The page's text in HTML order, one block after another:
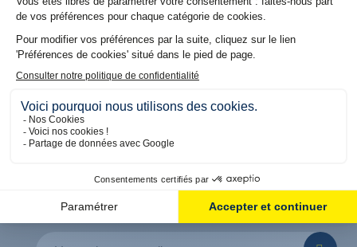
NOS RÉSEAUX
Suivez nous sur nos réseaux pour découvrir les dernières
offres et promos
5% DE REMISE OFFERT
SUR VOTRE PREMIÈRE COMMANDE
En vous inscrivant à notre Newsletter